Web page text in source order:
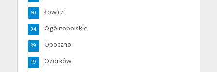
Łowicz
60
Ogólnopolskie
34
Opoczno
89
Ozorków
19